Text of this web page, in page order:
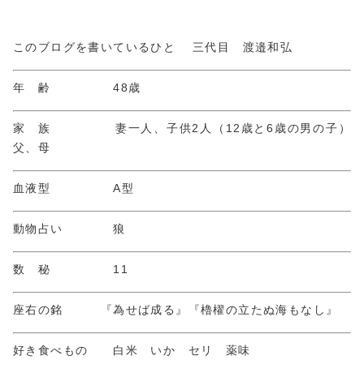
このブログを書いているひと 三代目 渡邉和弘
年 齢 48歳
家 族 妻一人、子供2人（12歳と6歳の男の子）
父、母
血液型 A型
動物占い 狼
数 秘 11
座右の銘 『為せば成る』『櫓櫂の立たぬ海もなし』
好き食べもの 白米 いか セリ 薬味